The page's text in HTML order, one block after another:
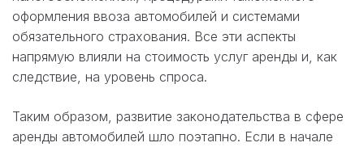
оформления ввоза автомобилей и системами
обязательного страхования. Все эти аспекты
напрямую влияли на стоимость услуг аренды и, как
следствие, на уровень спроса.
Таким образом, развитие законодательства в сфере
аренды автомобилей шло поэтапно. Если в начале